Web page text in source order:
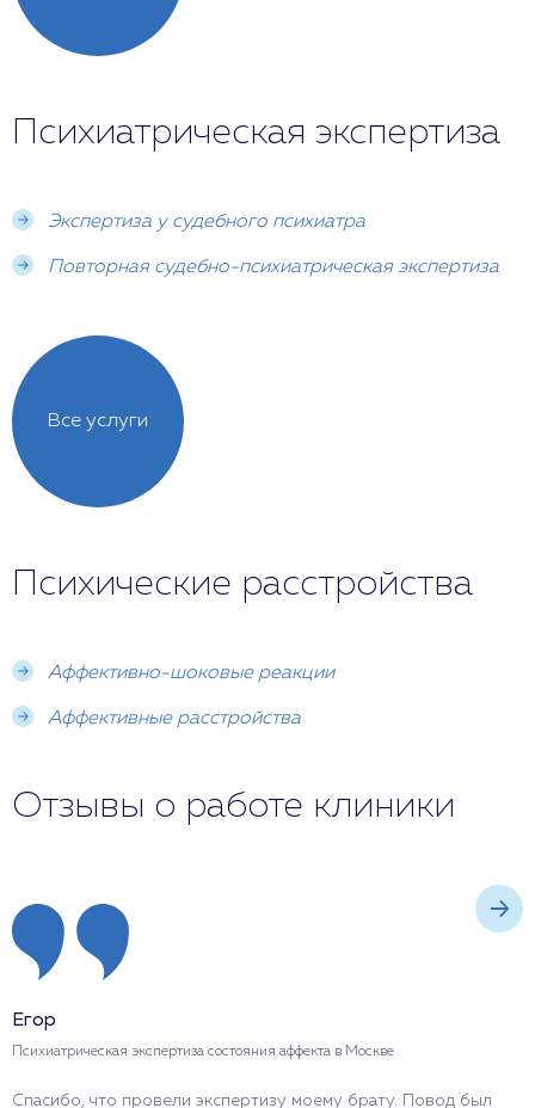
Психиатрическая экспертиза
Экспертиза у судебного психиатра
Повторная судебно-психиатрическая экспертиза
Все услуги
Психические расстройства
Аффективно-шоковые реакции
Аффективные расстройства
Отзывы о работе клиники
Егор
Психиатрическая экспертиза состояния аффекта в Москве
Спасибо, что провели экспертизу моему брату. Повод был